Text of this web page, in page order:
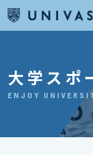
大学スポ
ENJOY